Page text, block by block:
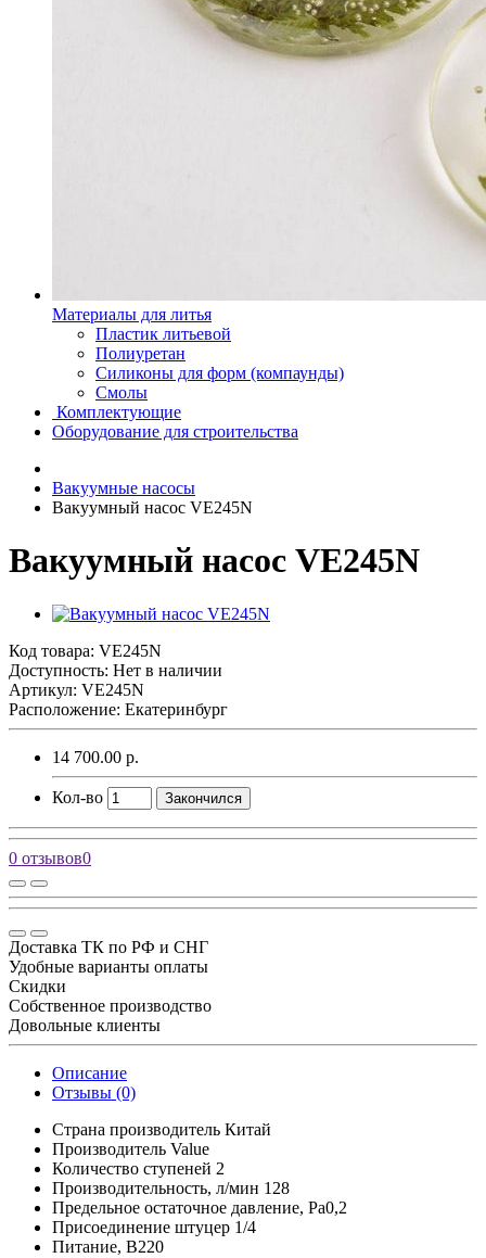
Материалы для литья
Пластик литьевой
Полиуретан
Силиконы для форм (компаунды)
Смолы
Комплектующие
Оборудование для строительства
Вакуумные насосы
Вакуумный насос VE245N
Вакуумный насос VE245N
Код товара: VE245N
Доступность: Нет в наличии
Артикул: VE245N
Расположение: Екатеринбург
14 700.00 р.
Кол-во Закончился
0 отзывов0
Доставка ТК по РФ и СНГ
Удобные варианты оплаты
Скидки
Собственное производство
Довольные клиенты
Описание
Отзывы (0)
Страна производитель Китай
Производитель Value
Количество ступеней 2
Производительность, л/мин 128
Предельное остаточное давление, Ра0,2
Присоединение штуцер 1/4
Питание, В220